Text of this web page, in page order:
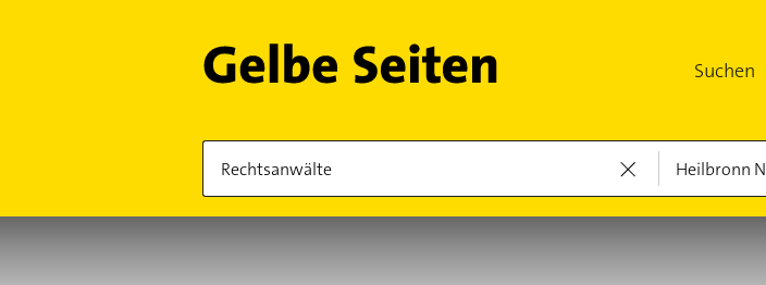
Suchen